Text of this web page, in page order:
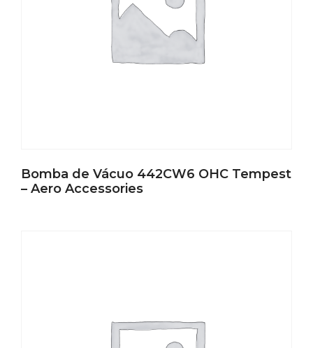
Bomba de Vácuo 442CW6 OHC Tempest
– Aero Accessories